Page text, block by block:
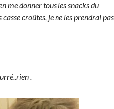
me donner tous les snacks du
croûtes, je ne les prendrai pas
.